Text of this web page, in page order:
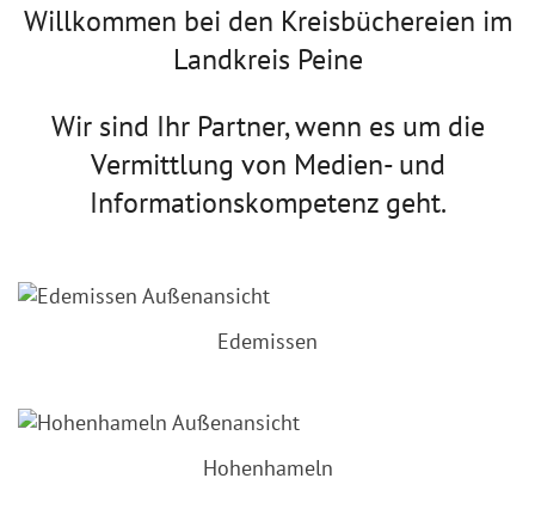
Willkommen bei den Kreisbüchereien im
Landkreis Peine
Wir sind Ihr Partner, wenn es um die
Vermittlung von Medien- und
Informationskompetenz geht.
Edemissen
Hohenhameln